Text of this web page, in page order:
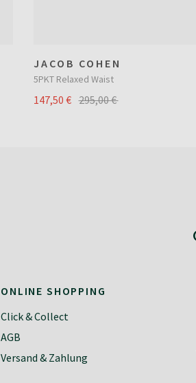
JACOB COHEN
5PKT Relaxed Waist
147,50 € 295,00 €
ONLINE SHOPPING
Click & Collect
AGB
Versand & Zahlung